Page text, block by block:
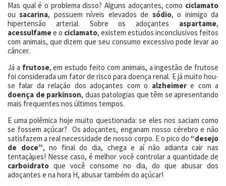
Mas qual é o problema disso? Alguns adoçantes, como ciclamato
ou sacarina, possuem níveis elevados de sódio, o inimigo da
hipertensão arterial. Sobre os adoçantes aspartame,
acessulfamee o ciclamato, existem estudos inconclusivos feitos
com animais, que dizem que seu consumo excessivo pode levar ao
câncer.
Já a frutose, em estudo feito com animais, a ingestão de frutose
foi considerada um fator de risco para doença renal. E já muito hou-
se falar da relação dos adoçantes com o alzheimere com a
doença de parkinson, duas patologias que têm se apresentando
mais frequentes nos últimos tempos.
E uma polêmica hoje muito questionada: se eles nos saciam como
se fossem açúcar? Os adoçantes, enganam nosso cérebro e não
satisfazem a real necessidade de nosso corpo. E o pico do “desejo
de doce”, no final do dia, chega e aí não adianta cair nas
tentaçàµes! Nesse caso, é melhor você controlar a quantidade de
carboidrato que você consome no dia, do que abusar dos
adoçantes e na hora H, abusar também do açúcar!